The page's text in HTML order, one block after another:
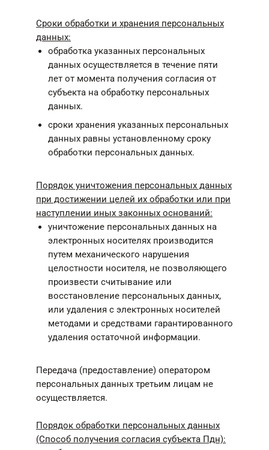
Сроки обработки и хранения персональных
данных:
обработка указанных персональных
данных осуществляется в течение пяти
лет от момента получения согласия от
субъекта на обработку персональных
данных.
сроки хранения указанных персональных
данных равны установленному сроку
обработки персональных данных.
Порядок уничтожения персональных данных
при достижении целей их обработки или при
наступлении иных законных оснований:
уничтожение персональных данных на
электронных носителях производится
путем механического нарушения
целостности носителя, не позволяющего
произвести считывание или
восстановление персональных данных,
или удаления с электронных носителей
методами и средствами гарантированного
удаления остаточной информации.
Передача (предоставление) оператором
персональных данных третьим лицам не
осуществляется.
Порядок обработки персональных данных
(Способ получения согласия субъекта Пдн):